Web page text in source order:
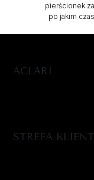
pierścionek
po jakim
ACLARI
STREFA